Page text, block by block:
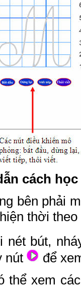
cách
bên phải
thời
nét bút,
nút
để
thể xem